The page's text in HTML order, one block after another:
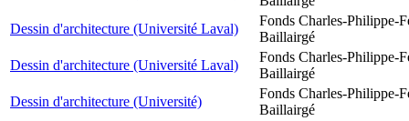
Dessin d'architecture (Université Laval)
Fonds Charles-Philippe-
Baillairgé
Dessin d'architecture (Université Laval)
Fonds Charles-Philippe-
Baillairgé
Dessin d'architecture (Université)
Fonds Charles-Philippe-
Baillairgé